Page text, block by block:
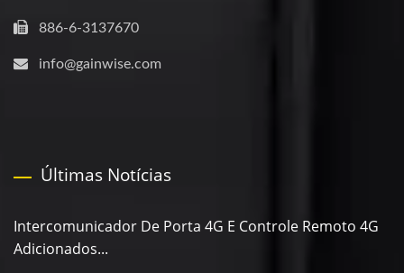
886-6-3137670
info@gainwise.com
Últimas Notícias
Intercomunicador De Porta 4G E Controle Remoto 4G
Adicionados...